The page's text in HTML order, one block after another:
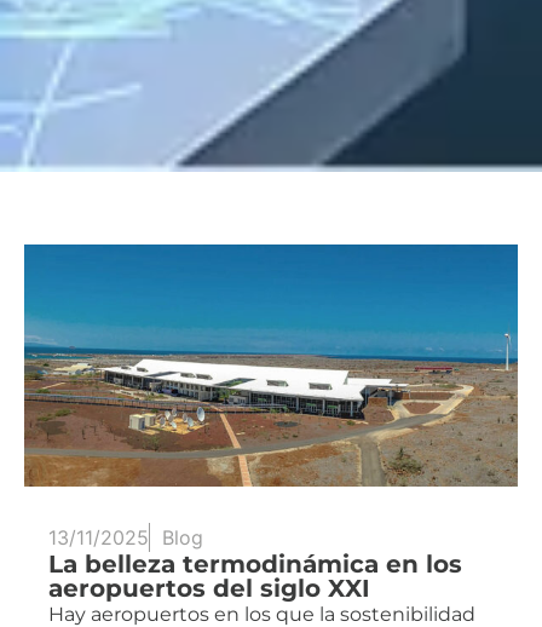
13/11/2025 Blog
La belleza termodinámica en los
aeropuertos del siglo XXI
Hay aeropuertos en los que la sostenibilidad